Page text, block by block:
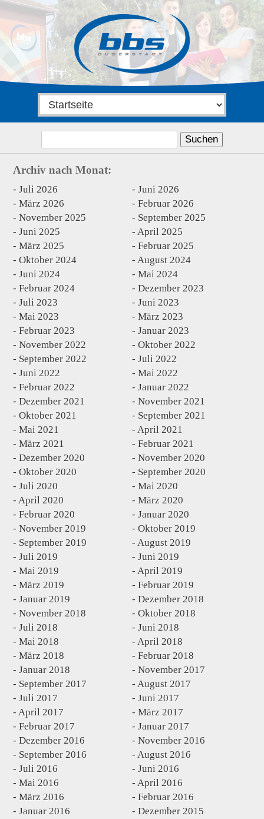
Suchen
Archiv nach Monat:
Juli 2026
Juni 2026
März 2026
Februar 2026
November 2025
September 2025
Juni 2025
April 2025
März 2025
Februar 2025
Oktober 2024
August 2024
Juni 2024
Mai 2024
Februar 2024
Dezember 2023
Juli 2023
Juni 2023
Mai 2023
März 2023
Februar 2023
Januar 2023
November 2022
Oktober 2022
September 2022
Juli 2022
Juni 2022
Mai 2022
Februar 2022
Januar 2022
Dezember 2021
November 2021
Oktober 2021
September 2021
Mai 2021
April 2021
März 2021
Februar 2021
Dezember 2020
November 2020
Oktober 2020
September 2020
Juli 2020
Mai 2020
April 2020
März 2020
Februar 2020
Januar 2020
November 2019
Oktober 2019
September 2019
August 2019
Juli 2019
Juni 2019
Mai 2019
April 2019
März 2019
Februar 2019
Januar 2019
Dezember 2018
November 2018
Oktober 2018
Juli 2018
Juni 2018
Mai 2018
April 2018
März 2018
Februar 2018
Januar 2018
November 2017
September 2017
August 2017
Juli 2017
Juni 2017
April 2017
März 2017
Februar 2017
Januar 2017
Dezember 2016
November 2016
September 2016
August 2016
Juli 2016
Juni 2016
Mai 2016
April 2016
März 2016
Februar 2016
Januar 2016
Dezember 2015